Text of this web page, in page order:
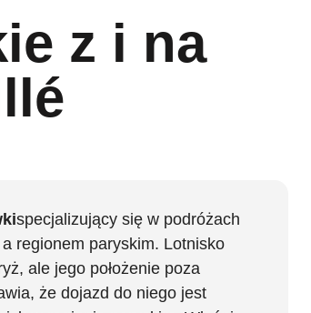
z i na
specjalizujący się w podróżach
regionem paryskim. Lotnisko
ale jego położenie poza
że dojazd do niego jest